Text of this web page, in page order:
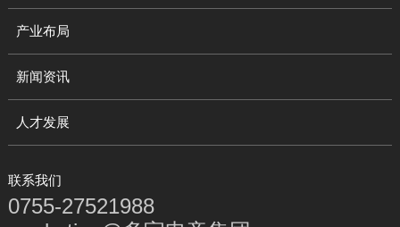
产业布局
新闻资讯
人才发展
联系我们
0755-27521988